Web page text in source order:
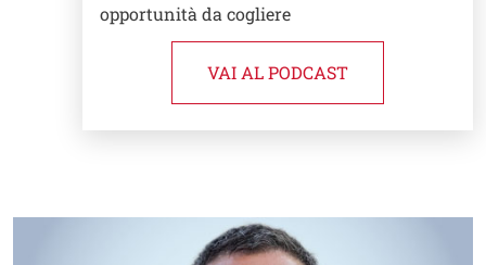
opportunità da cogliere
VAI AL PODCAST